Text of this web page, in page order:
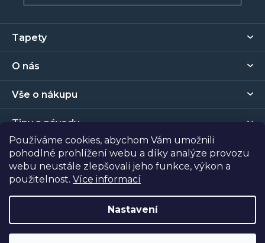
Používáme cookies, abychom Vám umožnili
pohodlné prohlížení webu a díky analýze provozu
webu neustále zlepšovali jeho funkce, výkon a
použitelnost. Více informací
Nastavení
a
í
Tapety
O nás
Vše o nákupu
Tipy a návody
Kontakt